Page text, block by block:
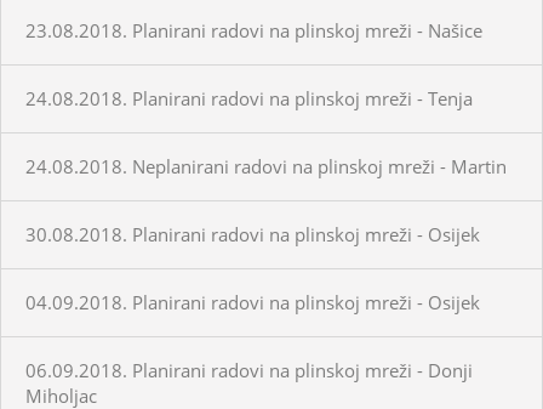
23.08.2018. Planirani radovi na plinskoj mreži - Našice
24.08.2018. Planirani radovi na plinskoj mreži - Tenja
24.08.2018. Neplanirani radovi na plinskoj mreži - Martin
30.08.2018. Planirani radovi na plinskoj mreži - Osijek
04.09.2018. Planirani radovi na plinskoj mreži - Osijek
06.09.2018. Planirani radovi na plinskoj mreži - Donji
Miholjac